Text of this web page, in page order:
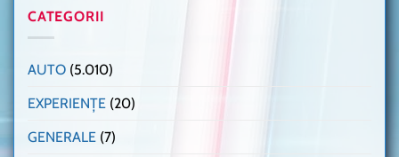
CATEGORII
AUTO (5.010)
EXPERIENȚE (20)
GENERALE (7)